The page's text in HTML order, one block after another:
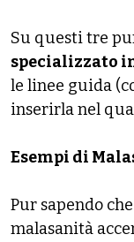
Su questi tre
specializzato
le linee guida
inserirla nel
Esempi di
Pur sapendo
malasanità